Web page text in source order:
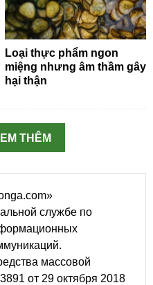
Loại thực phẩm ngon
miệng nhưng âm thầm gây
hại thận
THÊM
службе по
массовой
от 29 октября 2018